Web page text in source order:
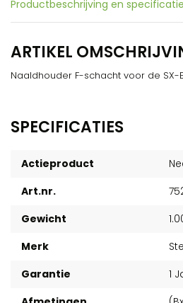
Productbeschrijving en
ARTIKEL
Naaldhouder F-schacht voor de SX-
SPECIFICATIES
Actieproduct
Art.nr.
Gewicht
Merk
Garantie
1